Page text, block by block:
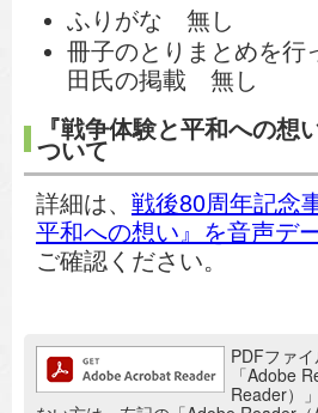
ふりがな 無し
冊子のとりまとめを行
田氏の掲載 無し
『戦争体験と平和への想
ついて
詳細は、 戦後80周年記念
平和への想い』を音声デ
ご確認ください。
追加情報：PDFファイルPDFファ
「Adobe
Reader）